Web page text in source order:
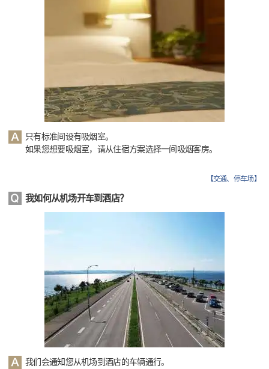
只有标准间设有吸烟室。
如果您想要吸烟室，请从住宿方案选择一间吸烟客房。
【交通、停车场】
我如何从机场开车到酒店？
我们会通知您从机场到酒店的车辆通行。